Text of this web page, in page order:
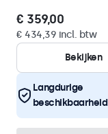
€ 359,00
€ 434,39 incl. btw
Bekijken
Langdurige
beschikbaarheid